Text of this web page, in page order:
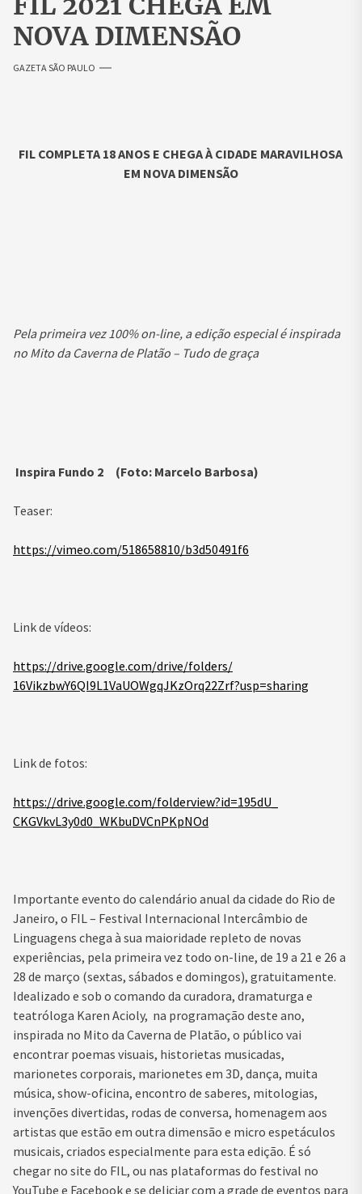
NOVA DIMENSÃO
GAZETA SÃO PAULO
FIL COMPLETA 18 ANOS E CHEGA À CIDADE MARAVILHOSA
EM NOVA DIMENSÃO
Pela primeira vez 100% on-line, a edição especial é inspirada
no Mito da Caverna de Platão – Tudo de graça
Inspira Fundo 2 (Foto: Marcelo Barbosa)
Teaser:
https://vimeo.com/518658810/b3d50491f6
Link de vídeos:
https://drive.google.com/drive/folders/
16VikzbwY6QI9L1VaUOWgqJKzOrq22Zrf?usp=sharing
Link de fotos:
https://drive.google.com/folderview?id=195dU_
CKGVkvL3y0d0_WKbuDVCnPKpNOd
Importante evento do calendário anual da cidade do Rio de
Janeiro, o FIL – Festival Internacional Intercâmbio de
Linguagens chega à sua maioridade repleto de novas
experiências, pela primeira vez todo on-line, de 19 a 21 e 26 a
28 de março (sextas, sábados e domingos), gratuitamente.
Idealizado e sob o comando da curadora, dramaturga e
teatróloga Karen Acioly, na programação deste ano,
inspirada no Mito da Caverna de Platão, o público vai
encontrar poemas visuais, historietas musicadas,
marionetes corporais, marionetes em 3D, dança, muita
música, show-oficina, encontro de saberes, mitologias,
invenções divertidas, rodas de conversa, homenagem aos
artistas que estão em outra dimensão e micro espetáculos
musicais, criados especialmente para esta edição. É só
chegar no site do FIL, ou nas plataformas do festival no
YouTube e Facebook e se deliciar com a grade de eventos para